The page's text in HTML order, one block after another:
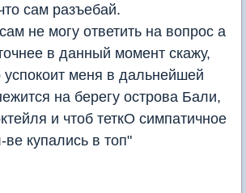
сам разъебай.
не могу ответить на вопрос а
в данный момент скажу,
успокоит меня в дальнейшей
на берегу острова Бали,
и чтоб теткО симпатичное
купались в топ"